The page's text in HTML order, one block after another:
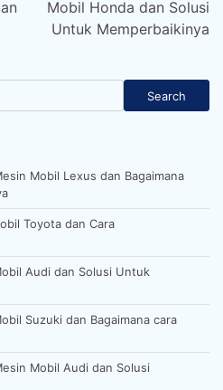
Mobil Honda dan Solusi
Untuk Memperbaikinya
Search
Mobil Lexus dan Bagaimana
Toyota dan Cara
Audi dan Solusi Untuk
Suzuki dan Bagaimana cara
Mobil Audi dan Solusi